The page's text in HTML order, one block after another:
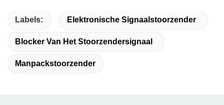
Labels: Elektronische Signaalstoorzender
Blocker Van Het Stoorzendersignaal
Manpackstoorzender